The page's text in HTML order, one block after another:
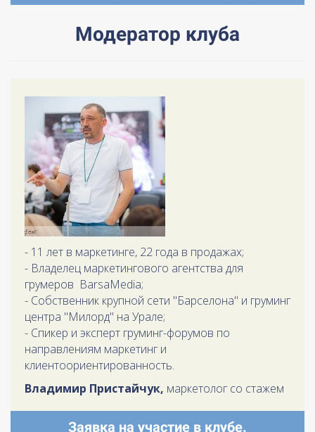
Модератор клуба
- 11 лет в маркетинге, 22 года в продажах;
- Владелец маркетингового агентства для
грумеров BarsaMedia;
- Собственник крупной сети "Барселона" и груминг
центра "Милорд" на Урале;
- Спикер и эксперт груминг-форумов по
направлениям маркетинг и
клиентоориентированность.
Владимир Пристайчук, маркетолог со стажем
Заявка на участие в клубе.